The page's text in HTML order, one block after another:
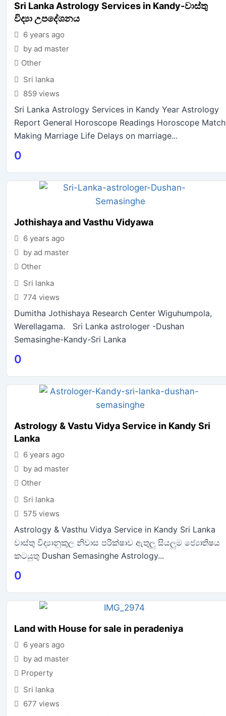
Sri Lanka Astrology Services in Kandy-වාස්තු
විද්‍යා උපදේශනය
6 years ago
by ad master
Other
Sri lanka
859 views
Sri Lanka Astrology Services in Kandy Year Astrology
Report General Horoscope Readings Horoscope Match
Making Marriage Life Delays on marriage...
0
Jothishaya and Vasthu Vidyawa
6 years ago
by ad master
Other
Sri lanka
774 views
Dumitha Jothishaya Research Center Wiguhumpola,
Werellagama. Sri Lanka astrologer -Dushan
Semasinghe-Kandy-Sri Lanka
0
Astrology & Vastu Vidya Service in Kandy Sri
Lanka
6 years ago
by ad master
Other
Sri lanka
575 views
Astrology & Vasthu Vidya Service in Kandy Sri Lanka
වාස්තු විද්‍යානුකුල නිවාස පරික්ෂාව ඇතුලු සියලුම ජ්‍යොතිෂය
කටයුතු Dushan Semasinghe Astrology...
0
Land with House for sale in peradeniya
6 years ago
by ad master
Property
Sri lanka
677 views